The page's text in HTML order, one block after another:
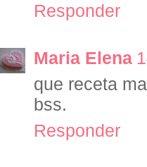
Responder
Maria Elena
que receta
bss.
Responder